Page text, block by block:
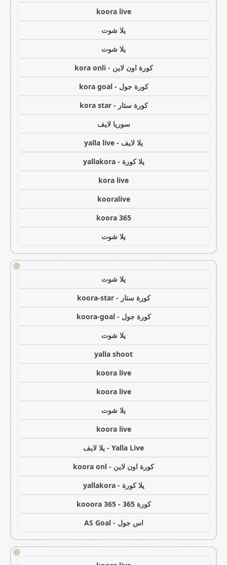
koora live
يلا شوت
يلا شوت
كورة اون لاين - kora onli
كورة جول - kora goal
كورة ستار - kora star
سوريا لايف
يلا لايف - yalla live
يلا كورة - yallakora
kora live
kooralive
koora 365
يلا شوت
!
يلا شوت
كورة ستار - koora-star
كورة جول - koora-goal
يلا شوت
yalla shoot
koora live
koora live
يلا شوت
koora live
Yalla Live - يلا لايف
كورة اون لاين - koora onl
يلا كورة - yallakora
كورة 365 - kooora 365
اس جول - AS Goal
!